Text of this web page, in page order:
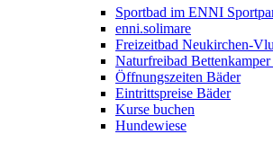
Sportbad im ENNI
enni.solimare
Freizeitbad Neukirchen-
Naturfreibad
Öffnungszeiten Bäder
Eintrittspreise Bäder
Kurse buchen
Hundewiese